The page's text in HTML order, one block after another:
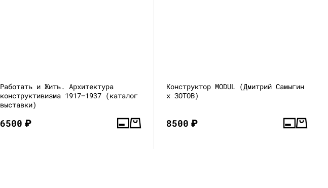
Работать и Жить. Архитектура
конструктивизма 1917—1937 (каталог
выставки)
6500₽
Конструктор MODUL (Дмитрий Самыгин
x ЗОТОВ)
8500₽